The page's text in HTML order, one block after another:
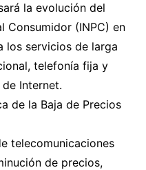
la evolución del
Consumidor (INPC) en
los servicios de larga
telefonía fija y
Internet.
de la Baja de Precios
telecomunicaciones
de precios,